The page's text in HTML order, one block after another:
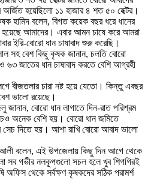
অর্জিত হয়েছিলো ১১ হাজার ৪ শত ৫০ হেক্টর।
হামিদ বলেন, বিগত কয়েক বছর ধরে ধানের
হয়েছে আমাদের। এবার আমন চাষে করে আমরা
ইরি-বোরো ধান চাষাবাদ শুরু করেছি।
সহ বেশ কিছু কৃষক জানান, চলতি বোরো
জাতের ধান চাষাবাদ করতে বেশি আগ্রহী
বীজতলার চারা নষ্ট হয়ে যেতো। কিন্তু এবছর
ভালো রয়েছে।
জানান, বোরো ধান লাগাতে দিন-রাত পরিশ্রম
অনেক বেশি হয়। বোরো ধান জমিতে
সেচ দিতে হয়। আশা রাখি বোরো আবাদ ভালো
আলী বলেন, এই উপজেলায় কিছু দিন আগে থেকে
সব গভীর নলকূপগুলো সচল হলে খুব শিগগিরই
থেকে সর্বক্ষণ কৃষকদের সঠিক পরামর্শ